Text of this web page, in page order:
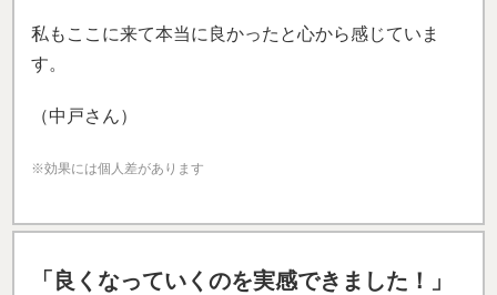
私もここに来て本当に良かったと心から感じていま
す。
（中戸さん）
※効果には個人差があります
「良くなっていくのを実感できました！」